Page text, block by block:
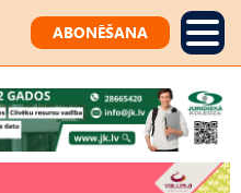
ABONĒŠANA